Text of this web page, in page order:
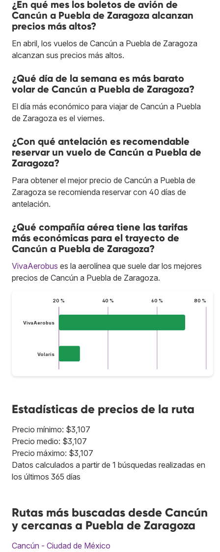
¿En qué mes los boletos de avión de
Cancún a Puebla de Zaragoza alcanzan
precios más altos?
En abril, los vuelos de Cancún a Puebla de Zaragoza
alcanzan sus precios más altos.
¿Qué día de la semana es más barato
volar de Cancún a Puebla de Zaragoza?
El día más económico para viajar de Cancún a Puebla
de Zaragoza es el viernes.
¿Con qué antelación es recomendable
reservar un vuelo de Cancún a Puebla de
Zaragoza?
Para obtener el mejor precio de Cancún a Puebla de
Zaragoza se recomienda reservar con 40 días de
antelación.
¿Qué compañía aérea tiene las tarifas
más económicas para el trayecto de
Cancún a Puebla de Zaragoza?
VivaAerobus es la aerolínea que suele dar los mejores
precios de Cancún a Puebla de Zaragoza.
20 % 40 % 60 % 80 %
VivaAerobus
Volaris
Estadísticas de precios de la ruta
Precio mínimo: $3,107
Precio medio: $3,107
Precio máximo: $3,107
Datos calculados a partir de 1 búsquedas realizadas en
los últimos 365 días
Rutas más buscadas desde Cancún
y cercanas a Puebla de Zaragoza
Cancún - Ciudad de México